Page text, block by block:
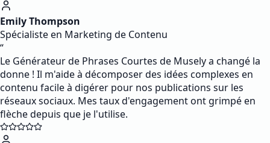
Emily Thompson
Spécialiste en Marketing de Contenu
“
Le Générateur de Phrases Courtes de Musely a changé la
donne ! Il m'aide à décomposer des idées complexes en
contenu facile à digérer pour nos publications sur les
réseaux sociaux. Mes taux d'engagement ont grimpé en
flèche depuis que je l'utilise.